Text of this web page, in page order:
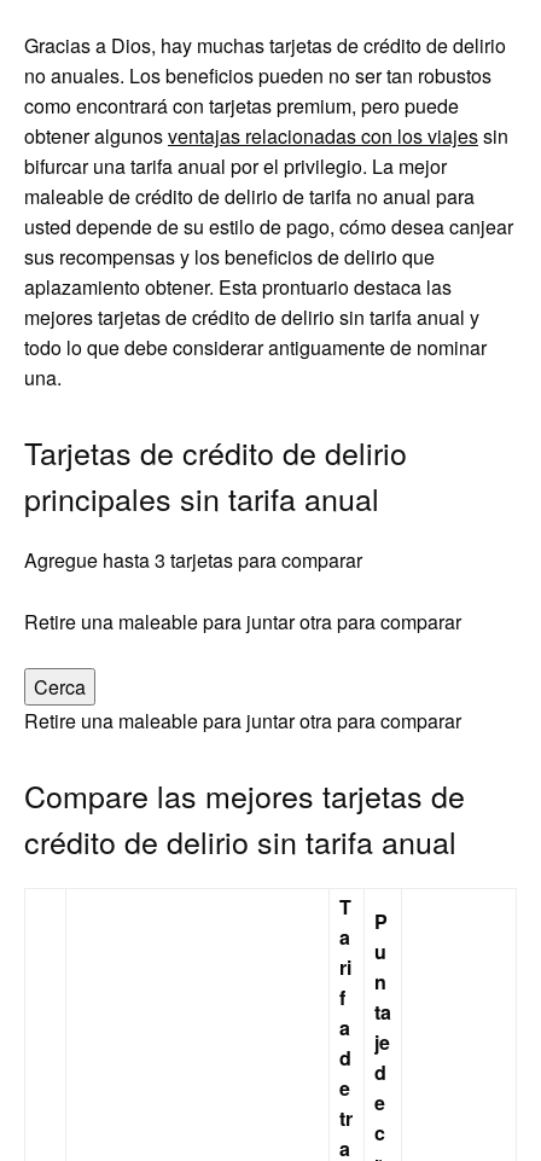
Gracias a Dios, hay muchas tarjetas de crédito de delirio
no anuales. Los beneficios pueden no ser tan robustos
como encontrará con tarjetas premium, pero puede
obtener algunosventajas relacionadas con los viajessin
bifurcar una tarifa anual por el privilegio. La mejor
maleable de crédito de delirio de tarifa no anual para
usted depende de su estilo de pago, cómo desea canjear
sus recompensas y los beneficios de delirio que
aplazamiento obtener. Esta prontuario destaca las
mejores tarjetas de crédito de delirio sin tarifa anual y
todo lo que debe considerar antiguamente de nominar
una.
Tarjetas de crédito de delirio
principales sin tarifa anual
Agregue hasta 3 tarjetas para comparar
Retire una maleable para juntar otra para comparar
Cerca
Retire una maleable para juntar otra para comparar
Compare las mejores tarjetas de
crédito de delirio sin tarifa anual
T
a
ri
f
a
d
e
tr
a
P
u
n
ta
je
d
e
c